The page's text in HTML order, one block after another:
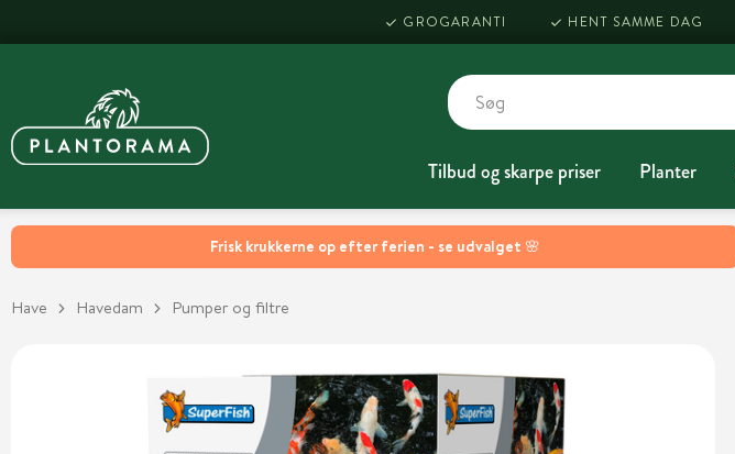
Frisk krukkerne op efter ferien - se udvalget 🌸
GROGARANTI HENT SAMME DAG
Tilbud og skarpe priser Planter
Have Havedam Pumper og filtre